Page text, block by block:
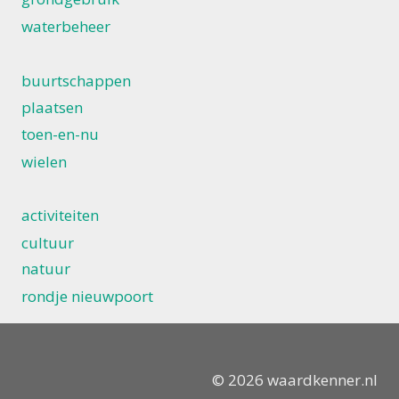
waterbeheer
buurtschappen
plaatsen
toen-en-nu
wielen
activiteiten
cultuur
natuur
rondje nieuwpoort
© 2026 waardkenner.nl